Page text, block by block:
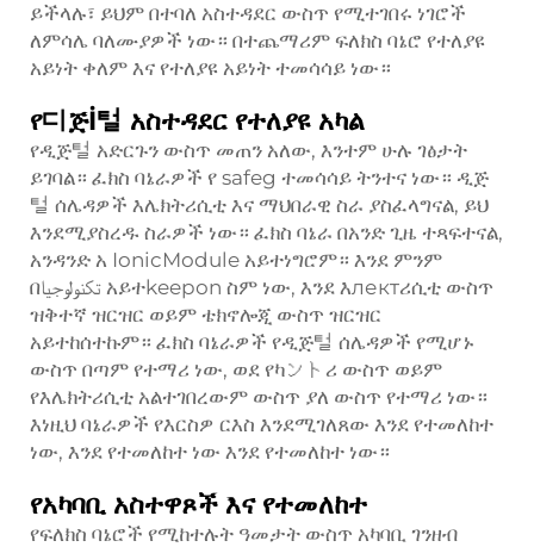
ይችላሉ፣ ይህም በተባለ አስተዳደር ውስጥ የሚተገበሩ ነገሮች
ለምሳሌ ባለሙያዎች ነው። በተጨማሪም ፍለክስ ባኔሮ የተለያዩ
አይነት ቀለም እና የተለያዩ አይነት ተመሳሳይ ነው።
የ디ጅİ털 አስተዳደር የተለያዩ አካል
የዲጅ털 አድርጉን ውስጥ መጠን አለው, እንተም ሁሉ ገፅታት
ይገባል። ፈክስ ባኔራዎች የ safeg ተመሳሳይ ትንተና ነው። ዲጅ
털 ሰሌዳዎች እሌክትሪሲቲ እና ማህበራዊ ስራ ያስፈላግናል, ይህ
እንደሚያስረዱ ስራዎች ነው። ፈክስ ባኔራ በአንድ ጊዜ ተጻፍተናል,
አንዳንድ አ IonicModule አይተነግሮም። እንደ ምንም
በتكنولوجيا አይተkeepon ስም ነው, እንደ እлектሪሲቲ ውስጥ
ዝቅተኛ ዝርዝር ወይም ቴክኖሎጂ ውስጥ ዝርዝር
አይተከሰተኩም። ፈክስ ባኔራዎች የዲጅ털 ሰሌዳዎች የሚሆኑ
ውስጥ በጣም የተማሪ ነው, ወደ የካントሪ ውስጥ ወይም
የእሌክትሪሲቲ አልተገበረውም ውስጥ ያለ ውስጥ የተማሪ ነው።
እነዚህ ባኔራዎች የእርስዎ ርእስ እንደሚገለጸው እንደ የተመለከተ
ነው, እንደ የተመለከተ ነው እንደ የተመለከተ ነው።
የአካባቢ አስተዋጾች እና የተመለከተ
የፍለክስ ባኔሮች የሚከተሉት ዓመታት ውስጥ አካባቢ ገንዘብ